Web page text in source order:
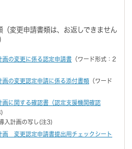
変更申請書類は、お返しできません
画の変更に係る認定申請書 （ワード形式：2
画の変更認定申請に係る添付書類 （ワード
画に関する確認書（認定支援機関確認
入計画の写し(注3)
画 変更認定申請書提出用チェックシート